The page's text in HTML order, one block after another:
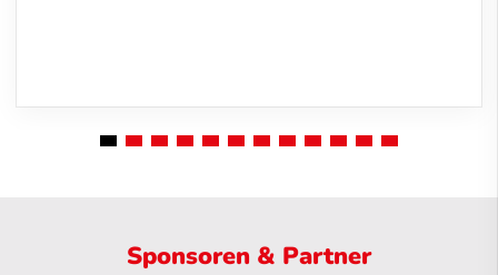
Sponsoren & Partner